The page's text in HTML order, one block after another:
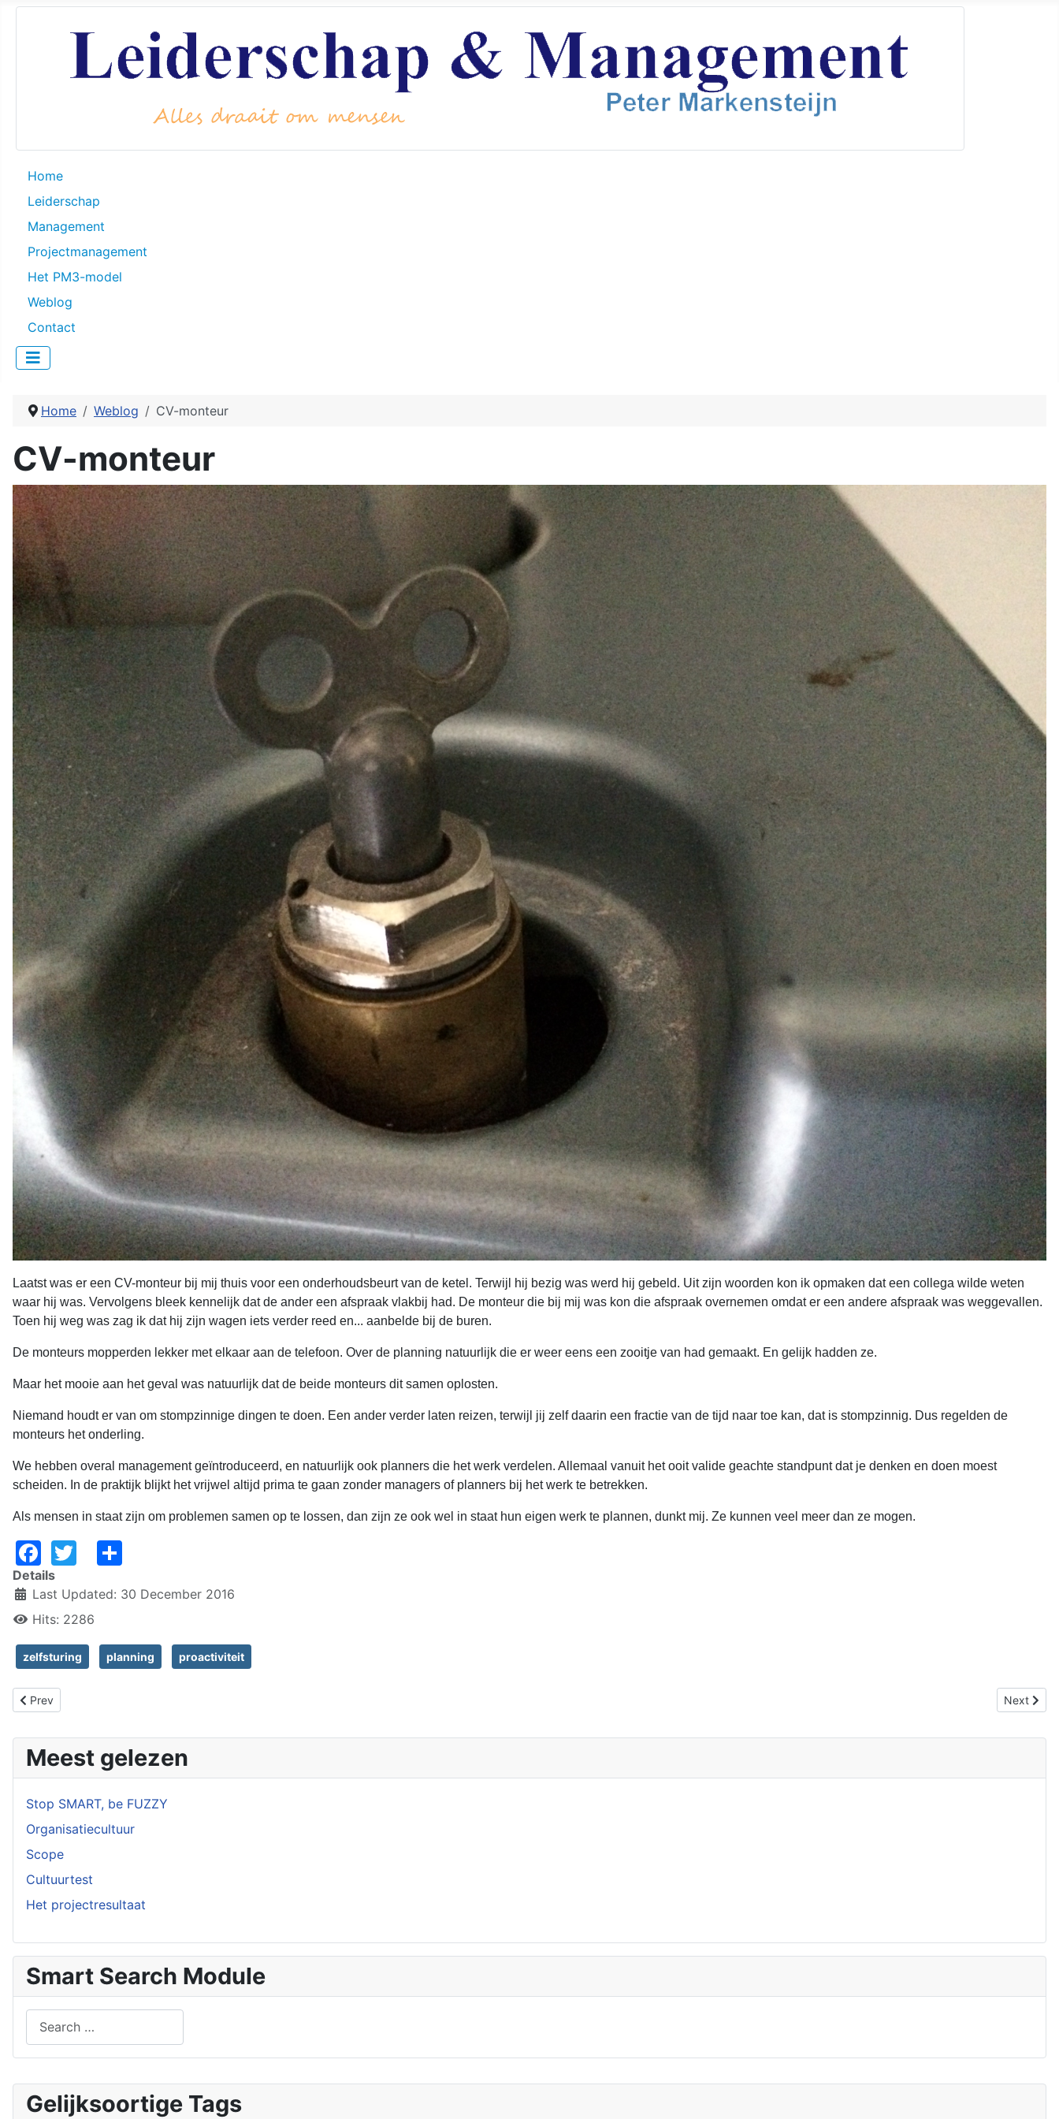
Home
Leiderschap
Management
Projectmanagement
Het PM3-model
Weblog
Contact
Gelijksoortige Tags
Home Weblog CV-monteur
CV-monteur
Laatst was er een CV-monteur bij mij thuis voor een onderhoudsbeurt van de ketel. Terwijl hij bezig was werd hij gebeld. Uit zijn woorden kon ik opmaken dat een collega wilde weten
waar hij was. Vervolgens bleek kennelijk dat de ander een afspraak vlakbij had. De monteur die bij mij was kon die afspraak overnemen omdat er een andere afspraak was weggevallen.
Toen hij weg was zag ik dat hij zijn wagen iets verder reed en... aanbelde bij de buren.
De monteurs mopperden lekker met elkaar aan de telefoon. Over de planning natuurlijk die er weer eens een zooitje van had gemaakt. En gelijk hadden ze.
Maar het mooie aan het geval was natuurlijk dat de beide monteurs dit samen oplosten.
Niemand houdt er van om stompzinnige dingen te doen. Een ander verder laten reizen, terwijl jij zelf daarin een fractie van de tijd naar toe kan, dat is stompzinnig. Dus regelden de
monteurs het onderling.
We hebben overal management geïntroduceerd, en natuurlijk ook planners die het werk verdelen. Allemaal vanuit het ooit valide geachte standpunt dat je denken en doen moest
scheiden. In de praktijk blijkt het vrijwel altijd prima te gaan zonder managers of planners bij het werk te betrekken.
Als mensen in staat zijn om problemen samen op te lossen, dan zijn ze ook wel in staat hun eigen werk te plannen, dunkt mij. Ze kunnen veel meer dan ze mogen.
Facebook
Twitter
Details
Last Updated: 30 December 2016
Hits: 2286
zelfsturing planning proactiviteit
Previous article: Het Unox-meisje
Prev Next
Next
Meest gelezen
Stop SMART, be FUZZY
Organisatiecultuur
Scope
Cultuurtest
Het projectresultaat
Smart Search Module